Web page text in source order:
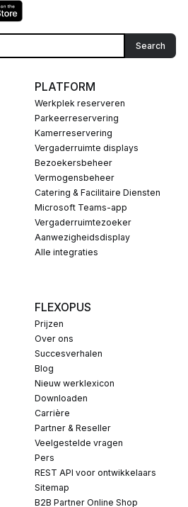
PLATFORM
Werkplek reserveren
Parkeerreservering
Kamerreservering
Vergaderruimte displays
Bezoekersbeheer
Vermogensbeheer
Catering & Facilitaire Diensten
Microsoft Teams-app
Vergaderruimtezoeker
Aanwezigheidsdisplay
Alle integraties
FLEXOPUS
Prijzen
Over ons
Succesverhalen
Blog
Nieuw werklexicon
Downloaden
carrière
Partner & Reseller
Veelgestelde vragen
pers
REST API voor ontwikkelaars
Sitemap
B2B Partner Online Shop